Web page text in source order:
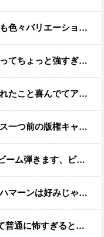
エーションがあるよね
っと強すぎじゃない？
やってることヤバくない？ってなる
ってちょっと荷が重すぎない？」
す」←二世代目でこれ出来るのおかしいだろ
好みじゃなかったの？
に怖すぎると思う…